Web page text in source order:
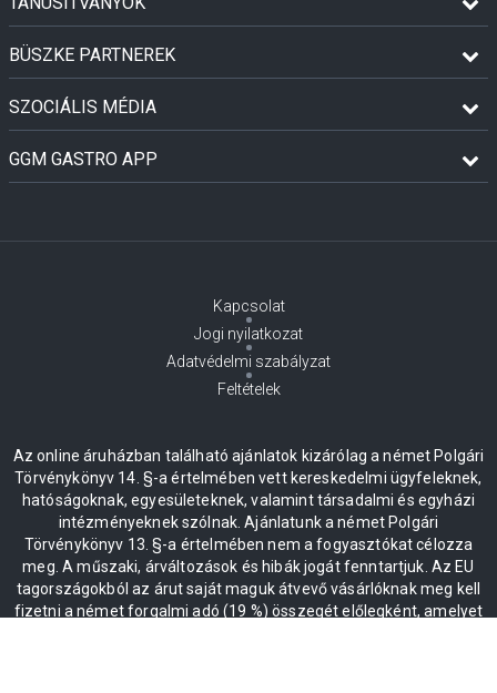
BÜSZKE PARTNEREK
SZOCIÁLIS MÉDIA
GGM GASTRO APP
Kapcsolat
Jogi nyilatkozat
Adatvédelmi szabályzat
Feltételek
Az online áruházban található ajánlatok kizárólag a német Polgári
Törvénykönyv 14. §-a értelmében vett kereskedelmi ügyfeleknek,
hatóságoknak, egyesületeknek, valamint társadalmi és egyházi
intézményeknek szólnak. Ajánlatunk a német Polgári
Törvénykönyv 13. §-a értelmében nem a fogyasztókat célozza
meg. A műszaki, árváltozások és hibák jogát fenntartjuk. Az EU
tagországokból az árut saját maguk átvevő vásárlóknak meg kell
fizetni a német forgalmi adó (19 %) összegét előlegként, amelyet